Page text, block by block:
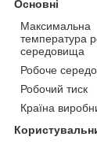
Основні
Максимальна
температура
середовища
Робоче
Робочий тиск
Країна